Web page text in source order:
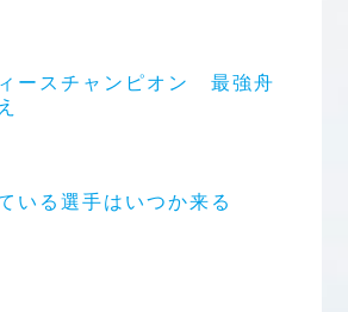
ースチャンピオン 最強舟
いる選手はいつか来る